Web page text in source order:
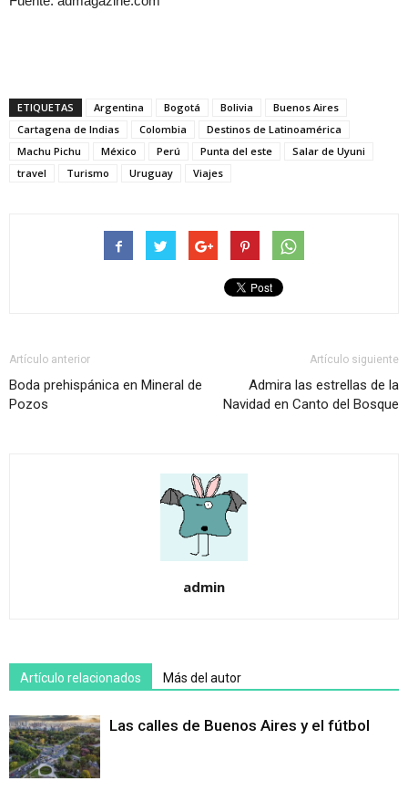
ETIQUETAS Argentina Bogotá Bolivia
Buenos Aires
Cartagena de Indias
Colombia
Destinos de Latinoamérica
Machu Pichu
México Perú Punta del este
Salar de Uyuni
travel
Turismo Uruguay Viajes
Artículo anterior
Boda prehispánica en Mineral de
Pozos
Artículo siguiente
Admira las estrellas de la
Navidad en Canto del Bosque
admin
Artículo relacionados Más del autor
Las calles de Buenos Aires y el fútbol